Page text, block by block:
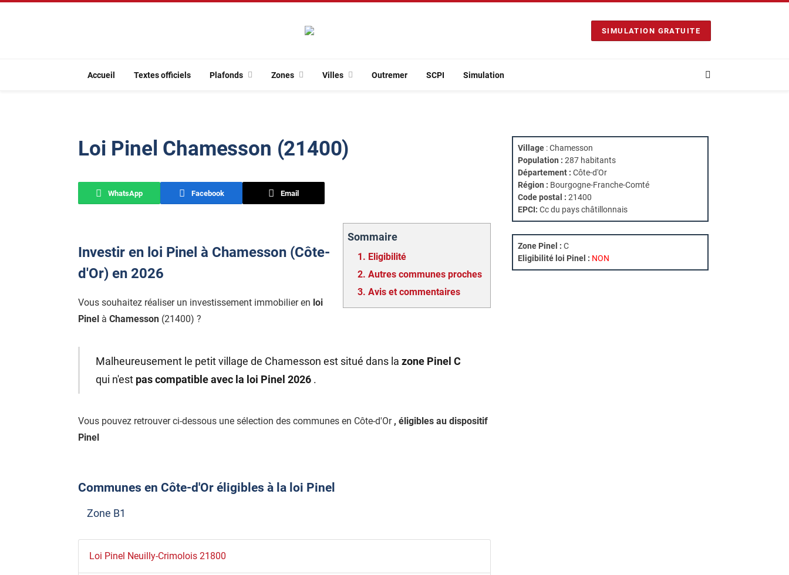
SIMULATION GRATUITE
Accueil Textes officiels Plafonds Zones Villes Outremer SCPI Simulation
Loi Pinel Chamesson (21400)
WhatsApp Facebook Email
Sommaire
1. Eligibilité
2. Autres communes proches
3. Avis et commentaires
Investir en loi Pinel à Chamesson (Côte-
d'Or) en 2026
Vous souhaitez réaliser un investissement immobilier en loi
Pinel à Chamesson (21400) ?
Malheureusement le petit village de Chamesson est situé dans la zone Pinel C
qui n'est pas compatible avec la loi Pinel 2026 .
Vous pouvez retrouver ci-dessous une sélection des communes en Côte-d'Or , éligibles au dispositif
Pinel
Communes en Côte-d'Or éligibles à la loi Pinel
Zone B1
Loi Pinel Neuilly-Crimolois 21800
Village : Chamesson
Population : 287 habitants
Département : Côte-d'Or
Région : Bourgogne-Franche-Comté
Code postal : 21400
EPCI: Cc du pays châtillonnais
Zone Pinel : C
Eligibilité loi Pinel : NON